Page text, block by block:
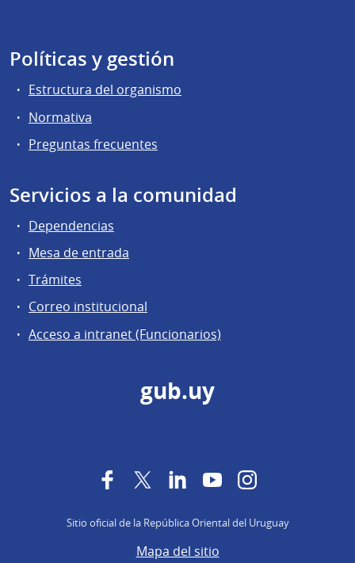
Políticas y gestión
Estructura del organismo
Normativa
Preguntas frecuentes
Servicios a la comunidad
Dependencias
Mesa de entrada
Trámites
Correo institucional
Acceso a intranet (Funcionarios)
gub.uy
FacebookTwitter LinkedInYouTubeInstagram
Sitio oficial de la República Oriental del Uruguay
Mapa del sitio